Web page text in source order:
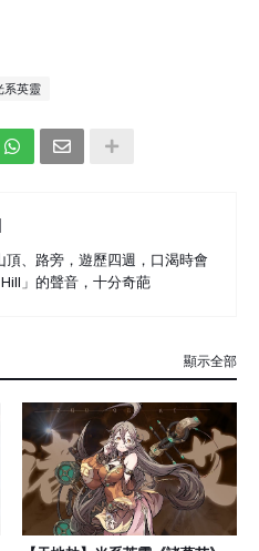
系英靈
頂、路旁，遊歷四週，口渴時會
」的聲音，十分奇葩
顯示全部